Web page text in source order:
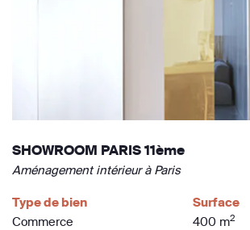
SHOWROOM PARIS 11ème
Aménagement intérieur à Paris
Type de bien
Commerce
Surface
400 m2